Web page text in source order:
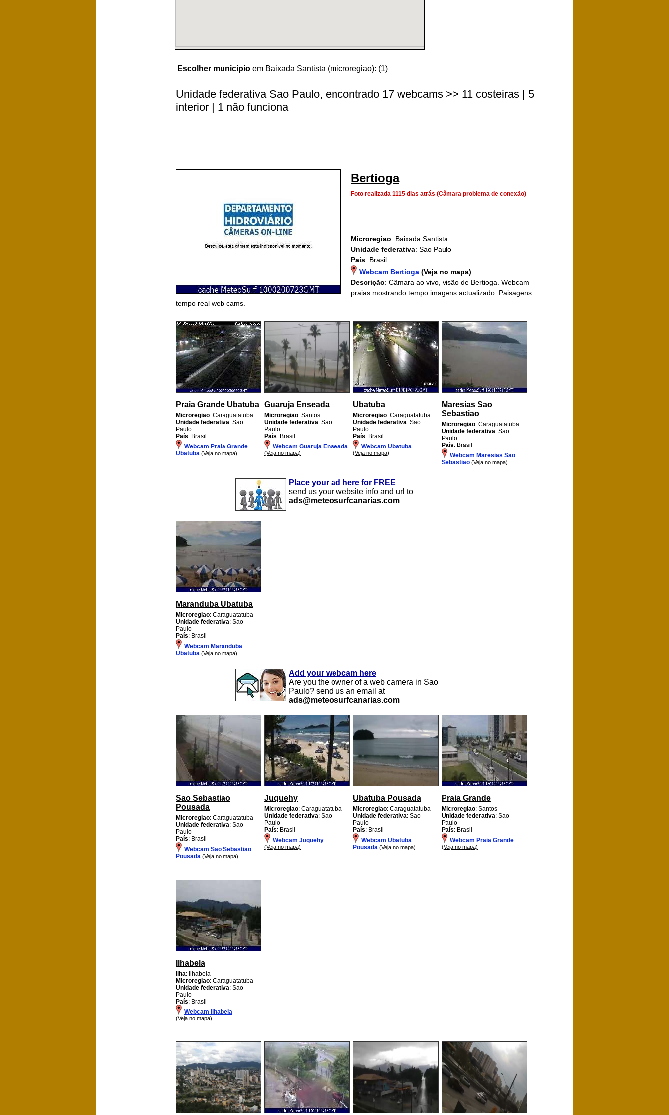
Escolher municipio em Baixada Santista (microregiao): (1)
Unidade federativa Sao Paulo, encontrado 17 webcams >> 11 costeiras | 5
interior | 1 não funciona
Bertioga
Foto realizada 1115 dias atrás (Câmara problema de conexão)
Microregiao: Baixada Santista
Unidade federativa: Sao Paulo
País: Brasil
Webcam Bertioga (Veja no mapa)
Descrição: Câmara ao vivo, visão de Bertioga. Webcam
praias mostrando tempo imagens actualizado. Paisagens
tempo real web cams.
Praia Grande Ubatuba
Microregiao: Caraguatatuba
Unidade federativa: Sao
Paulo
País: Brasil
Webcam Praia Grande
Ubatuba (Veja no mapa)
Guaruja Enseada
Microregiao: Santos
Unidade federativa: Sao
Paulo
País: Brasil
Webcam Guaruja Enseada
(Veja no mapa)
Ubatuba
Microregiao: Caraguatatuba
Unidade federativa: Sao
Paulo
País: Brasil
Webcam Ubatuba
(Veja no mapa)
Maresias Sao
Sebastiao
Microregiao: Caraguatatuba
Unidade federativa: Sao
Paulo
País: Brasil
Webcam Maresias Sao
Sebastiao (Veja no mapa)
Place your ad here for FREE
send us your website info and url to
ads@meteosurfcanarias.com
Maranduba Ubatuba
Microregiao: Caraguatatuba
Unidade federativa: Sao
Paulo
País: Brasil
Webcam Maranduba
Ubatuba (Veja no mapa)
Add your webcam here
Are you the owner of a web camera in Sao
Paulo? send us an email at
ads@meteosurfcanarias.com
Sao Sebastiao
Pousada
Microregiao: Caraguatatuba
Unidade federativa: Sao
Paulo
País: Brasil
Webcam Sao Sebastiao
Pousada (Veja no mapa)
Juquehy
Microregiao: Caraguatatuba
Unidade federativa: Sao
Paulo
País: Brasil
Webcam Juquehy
(Veja no mapa)
Ubatuba Pousada
Microregiao: Caraguatatuba
Unidade federativa: Sao
Paulo
País: Brasil
Webcam Ubatuba
Pousada (Veja no mapa)
Praia Grande
Microregiao: Santos
Unidade federativa: Sao
Paulo
País: Brasil
Webcam Praia Grande
(Veja no mapa)
Ilhabela
Ilha: Ilhabela
Microregiao: Caraguatatuba
Unidade federativa: Sao
Paulo
País: Brasil
Webcam Ilhabela
(Veja no mapa)